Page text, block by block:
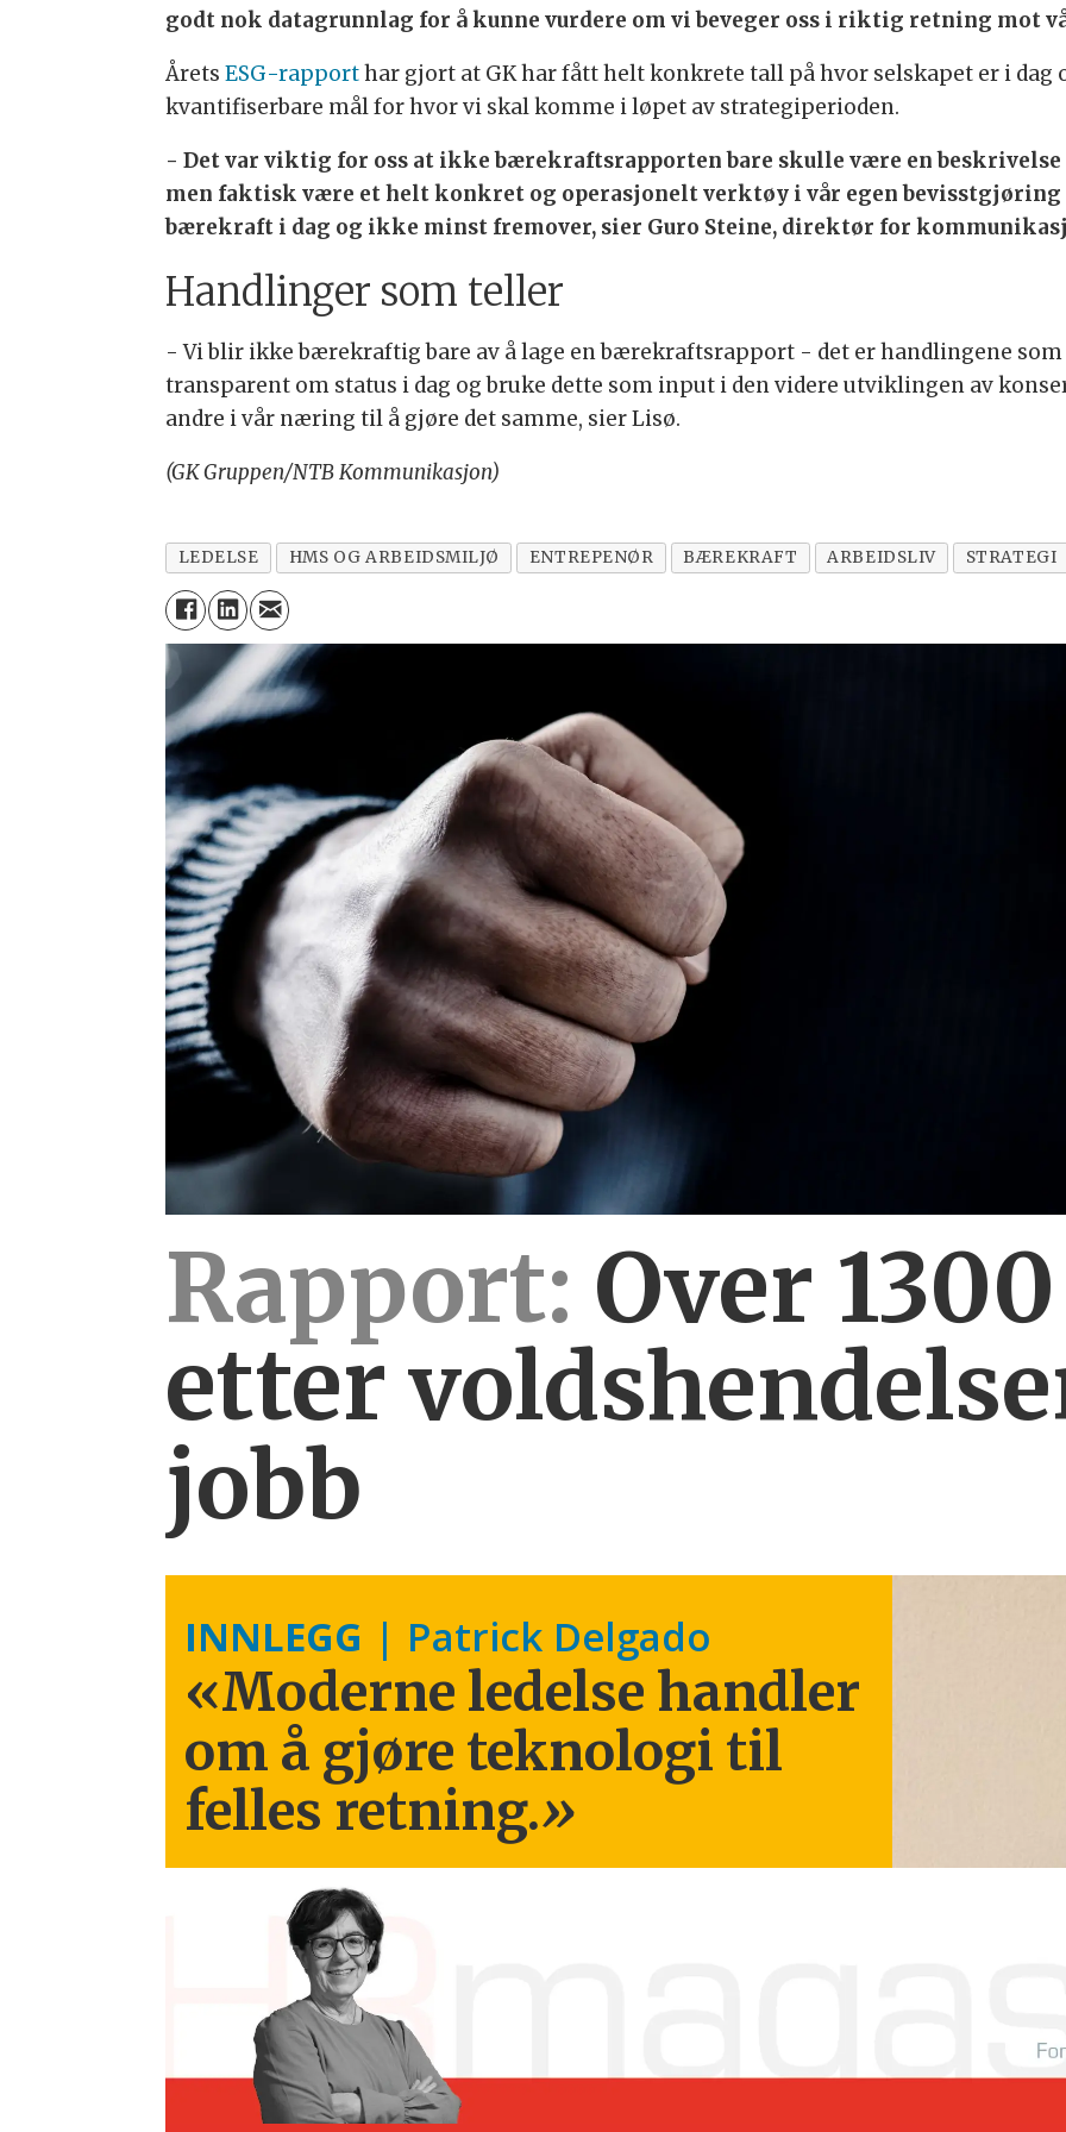
godt nok datagrunnlag for å kunne vurdere om vi beveger oss i riktig retning mot
ÅretsESG-rapporthar gjort at GK har fått helt konkrete tall på hvor selskapet er i dag
kvantifiserbare mål for hvor vi skal komme i løpet av strategiperioden.
- Det var viktig for oss at ikke bærekraftsrapporten bare skulle være en
men faktisk være et helt konkret og operasjonelt verktøy i vår egen bevisstgjøring
bærekraft i dag og ikke minst fremover, sier Guro Steine, direktør for
Handlinger som teller
- Vi blir ikke bærekraftig bare av å lage en bærekraftsrapport - det er handlingene
transparent om status i dag og bruke dette som input i den videre utviklingen av
andre i vår næring til å gjøre det samme, sier Lisø.
(GK Gruppen/NTB Kommunikasjon)
LEDELSE HMS OG ARBEIDSMILJØ ENTREPENØR BÆREKRAFT ARBEIDSLIV STRATEGI
Rapport: Over
etter
jobb
INNLEGG | Patrick Delgado
«Moderne ledelse handler
om å gjøre teknologi til
felles retning.»